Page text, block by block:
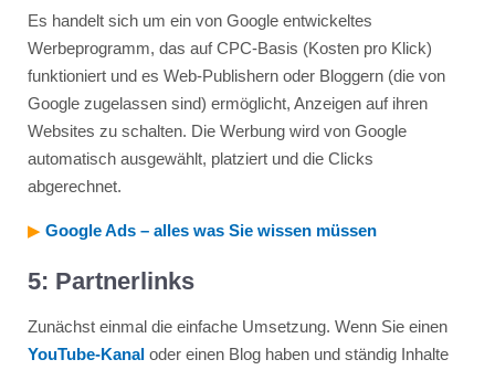
Es handelt sich um ein von Google entwickeltes
Werbeprogramm, das auf CPC-Basis (Kosten pro Klick)
funktioniert und es Web-Publishern oder Bloggern (die von
Google zugelassen sind) ermöglicht, Anzeigen auf ihren
Websites zu schalten. Die Werbung wird von Google
automatisch ausgewählt, platziert und die Clicks
abgerechnet.
▶︎ Google Ads– alles was Sie wissen müssen
5: Partnerlinks
Zunächst einmal die einfache Umsetzung. Wenn Sie einen
YouTube-Kanaloder einen Blog haben und ständig Inhalte